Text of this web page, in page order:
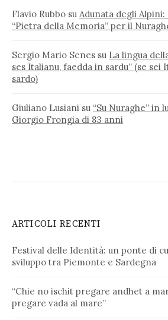
Flavio Rubbo su Adunata degli Alpini:
“Pietra della Memoria” per il
Sergio Mario Senes su La lingua
ses Italianu, faedda in sardu” (se sei
sardo)
Giuliano Lusiani su “Su Nuraghe” in
Giorgio Frongia di 83 anni
ARTICOLI RECENTI
Festival delle Identità: un ponte di
sviluppo tra Piemonte e Sardegna
“Chie no ischit pregare andhet a
pregare vada al mare”